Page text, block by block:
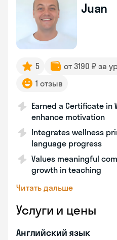
Juan
5 от 3190 ₽ за
1 отзыв
Earned a Certificate in
enhance motivation
Integrates wellness
language progress
Values meaningful
growth in teaching
Читать дальше
Услуги и цены
Английский язык